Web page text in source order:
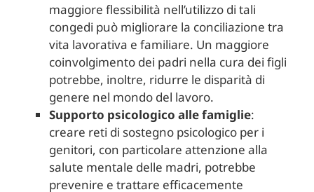
maggiore flessibilità nell’utilizzo di tali
congedi può migliorare la conciliazione tra
vita lavorativa e familiare. Un maggiore
coinvolgimento dei padri nella cura dei figli
potrebbe, inoltre, ridurre le disparità di
genere nel mondo del lavoro.
Supporto psicologico alle famiglie:
creare reti di sostegno psicologico per i
genitori, con particolare attenzione alla
salute mentale delle madri, potrebbe
prevenire e trattare efficacemente